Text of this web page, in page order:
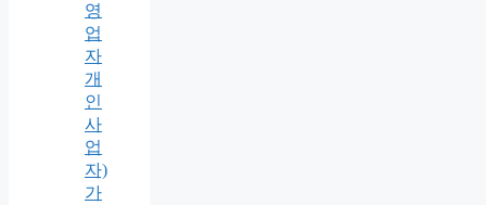
영
업
자
개
인
사
업
자)
가